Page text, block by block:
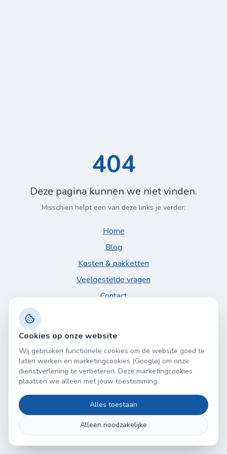
Cookies op onze website
Wij gebruiken functionele cookies om de website goed te
laten werken en marketingcookies (Google) om onze
dienstverlening te verbeteren. Deze marketingcookies
plaatsen we alleen met jouw toestemming.
Alles toestaan
Alleen noodzakelijke
404
Deze pagina kunnen we niet vinden.
Misschien helpt een van deze links je verder:
Home
Blog
Kosten & pakketten
Veelgestelde vragen
Contact